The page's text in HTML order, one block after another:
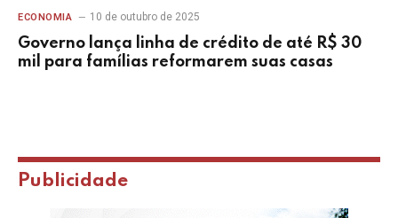
ECONOMIA 10 de outubro de 2025
Governo lança linha de crédito de até R$ 30
mil para famílias reformarem suas casas
Publicidade